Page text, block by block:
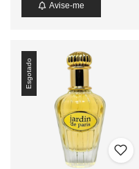
Avise-me
Esgotado